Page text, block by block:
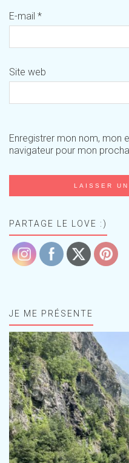
E-mail *
Site web
Enregistrer mon nom, mon
navigateur pour mon
PARTAGE LE LOVE :)
JE ME PRÉSENTE